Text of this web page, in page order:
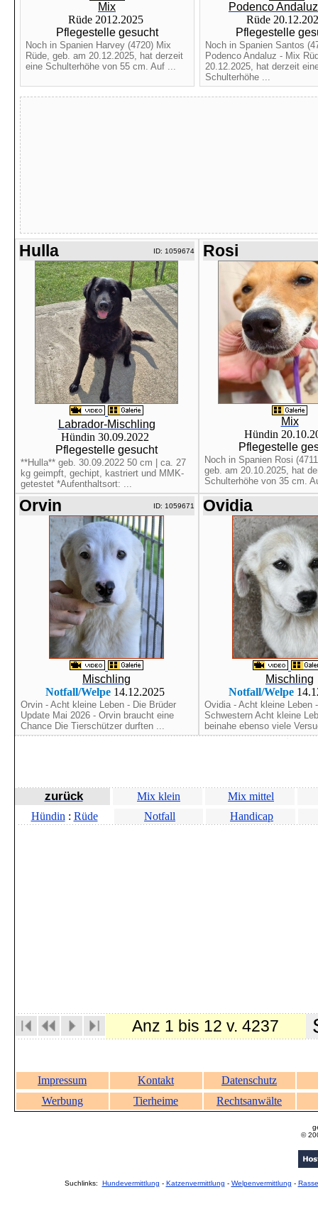
Mix
Rüde 2012.2025
Pflegestelle gesucht
Noch in Spanien Harvey (4720) Mix
Rüde, geb. am 20.12.2025, hat derzeit
eine Schulterhöhe von 55 cm. Auf ...
Podenco
Rüde
Pflegestelle
Noch in Spanien Santos
Podenco Andaluz - Mix
20.12.2025, hat derzeit
Schulterhöhe ...
Hulla ID: 1059674
Labrador-Mischling
Hündin 30.09.2022
Pflegestelle gesucht
**Hulla** geb. 30.09.2022 50 cm | ca. 27
kg geimpft, gechipt, kastriert und MMK-
getestet *Aufenthaltsort: ...
Rosi
Mix
Hündin
Pflegestelle
Noch in Spanien Rosi
geb. am 20.10.2025, hat
Schulterhöhe von 35 cm.
Orvin ID: 1059671
Mischling
Notfall/Welpe 14.12.2025
Orvin - Acht kleine Leben - Die Brüder
Update Mai 2026 - Orvin braucht eine
Chance Die Tierschützer durften ...
Ovidia
Mischling
Notfall/Welpe
Ovidia - Acht kleine Leben
Schwestern Acht kleine
beinahe ebenso viele
zurück Mix klein
Mix mittel
Hündin : Rüde Notfall Handicap
Anz 1 bis 12 v. 4237
Impressum Kontakt
Datenschutz
Werbung
Tierheime Rechtsanwälte
©
Suchlinks: Hundevermittlung - Katzenvermittlung - Welpenvermittlung -